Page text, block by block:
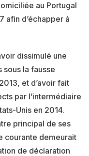
au Portugal
afin d’échapper à
dissimulé une
sous la fausse
et d’avoir fait
par l’intermédiaire
Unis en 2014.
principal de ses
courante demeurait
de déclaration